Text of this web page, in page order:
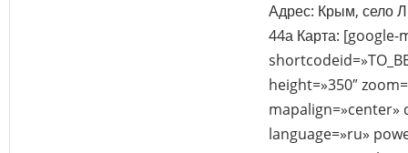
Адрес: Крым, село
44а Карта: [google-
height=»350″
mapalign=»center»
language=»ru»